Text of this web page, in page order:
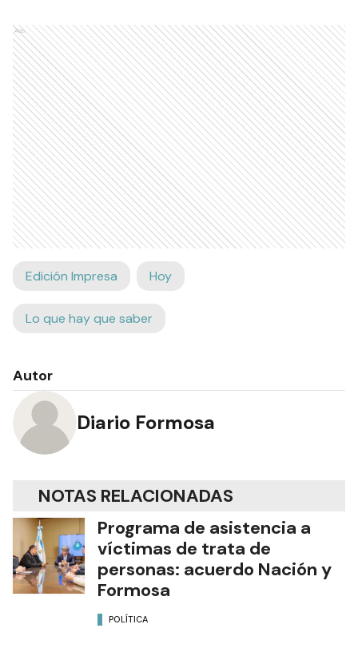
Ads
Edición Impresa Hoy
Lo que hay que saber
Autor
Diario Formosa
NOTAS RELACIONADAS
Programa de asistencia a
víctimas de trata de
personas: acuerdo Nación y
Formosa
POLÍTICA